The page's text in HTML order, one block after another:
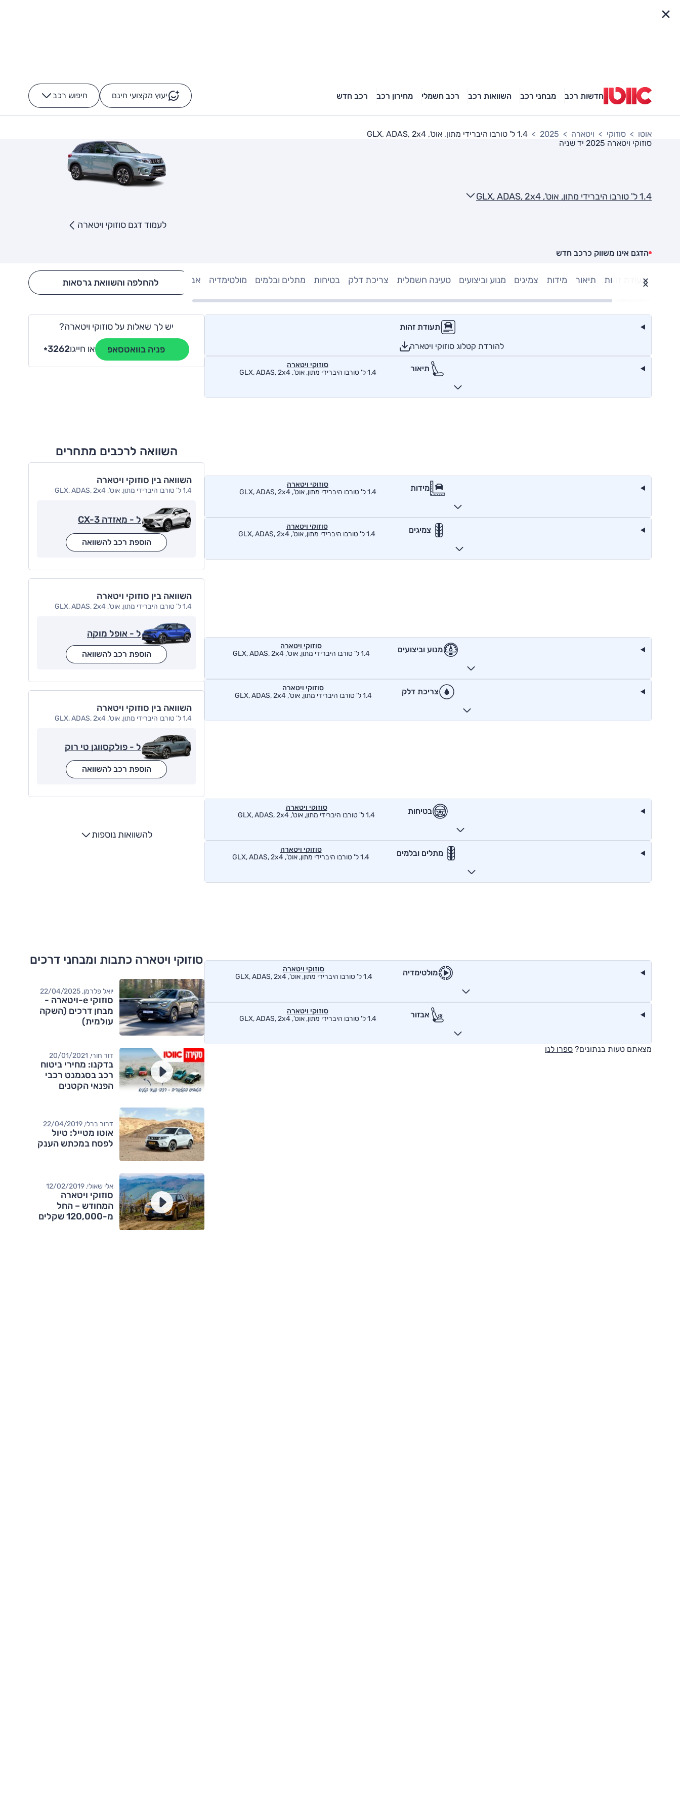
חדשות רכב מבחני רכב השוואות רכב רכב חשמלי מחירון רכב רכב חדש יעוץ מקצועי חינם חיפוש רכב -
אוטו סוזוקי ויטארה 2025
1.4 ל' טורבו היברידי מתון, אוט', GLX, ADAS, 2x4
סוזוקי ויטארה 2025
יד שניה
1.4 ל' טורבו היברידי מתון, אוט', GLX, ADAS, 2x4
הדגם אינו משווק כרכב חדש
לעמוד דגם סוזוקי ויטארה
תעודת זהות תיאור מידות צמיגים מנוע וביצועים טעינה חשמלית צריכת דלק בטיחות מתלים ובלמים מולטימדיה אבזור Hide config section
להחלפה והשוואת גרסאות
תעודת זהות
להורדת קטלוג סוזוקי ויטארה
תיאור
סוזוקי ויטארה
1.4 ל' טורבו היברידי מתון, אוט', GLX, ADAS, 2x4
מידות
סוזוקי ויטארה
1.4 ל' טורבו היברידי מתון, אוט', GLX, ADAS, 2x4
צמיגים
סוזוקי ויטארה
1.4 ל' טורבו היברידי מתון, אוט', GLX, ADAS, 2x4
מנוע וביצועים
סוזוקי ויטארה
1.4 ל' טורבו היברידי מתון, אוט', GLX, ADAS, 2x4
צריכת דלק
סוזוקי ויטארה
1.4 ל' טורבו היברידי מתון, אוט', GLX, ADAS, 2x4
בטיחות
סוזוקי ויטארה
1.4 ל' טורבו היברידי מתון, אוט', GLX, ADAS, 2x4
מתלים ובלמים
סוזוקי ויטארה
1.4 ל' טורבו היברידי מתון, אוט', GLX, ADAS, 2x4
מולטימדיה
סוזוקי ויטארה
1.4 ל' טורבו היברידי מתון, אוט', GLX, ADAS, 2x4
אבזור
סוזוקי ויטארה
1.4 ל' טורבו היברידי מתון, אוט', GLX, ADAS, 2x4
מצאתם טעות בנתונים? ספרו לנו
יש לך שאלות על סוזוקי ויטארה?
פניה בוואטסאפ או חייגו *3262
השוואה לרכבים מתחרים
השוואה בין סוזוקי ויטארה
1.4 ל' טורבו היברידי מתון, אוט', GLX, ADAS, 2x4
ל - מאזדה CX-3
הוספת רכב להשוואה
השוואה בין סוזוקי ויטארה
1.4 ל' טורבו היברידי מתון, אוט', GLX, ADAS, 2x4
ל - אופל מוקה
הוספת רכב להשוואה
השוואה בין סוזוקי ויטארה
1.4 ל' טורבו היברידי מתון, אוט', GLX, ADAS, 2x4
ל - פולקסווגן טי רוק
הוספת רכב להשוואה
להשוואות נוספות
סוזוקי ויטארה כתבות ומבחני דרכים
יואל פלרמן, 22/04/2025
סוזוקי e-ויטארה -
מבחן דרכים (השקה
עולמית)
דור חורי, 20/01/2021
בדקנו: מחירי ביטוח
רכב בסגמנט רכבי
הפנאי הקטנים
דרור ברלי, 22/04/2019
אוטו מטייל: טיול
לפסח במכתש הענק
אלי שאולי, 12/02/2019
סוזוקי ויטארה
המחודש – החל
מ-120,000 שקלים